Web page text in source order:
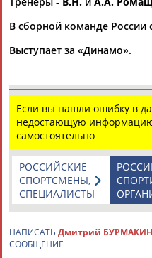
АББАТЕ-
БУЛАТОВА
АББЯСОВА
В сборной команде России
Выступает за «Динамо».
Если вы нашли ошибку в
недостающую
самостоятельно
РОССИЙСКИЕ
СПОРТСМЕНЫ,
СПЕЦИАЛИСТЫ
НАПИСАТЬ Дмитрий БУРМАКИН
СООБЩЕНИЕ